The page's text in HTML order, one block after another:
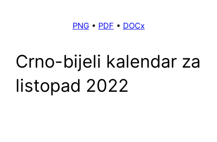
PNG • PDF • DOCx
Crno-bijeli kalendar za
listopad 2022